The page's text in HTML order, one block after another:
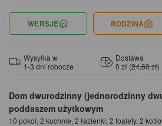
Dom dwurodzinny (jednorodzinny
poddaszem użytkowym
10 pokoi, 2 kuchnie, 2 łazienki, 2 toalety, 2
WERSJE RODZINA
Wysyłka w
1-3 dni robocze
Dostawa
0 zł (24,60 zł)